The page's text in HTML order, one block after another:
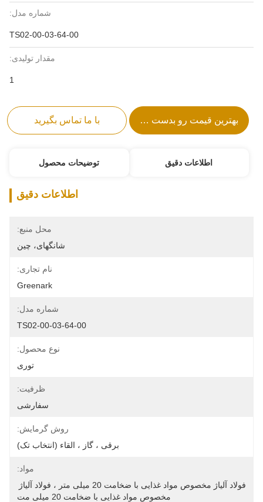
شماره مدل:
TS02-00-03-64-00
مقدار تولیدی:
1
بهترین قیمت رو بدست بیار با ما تماس بگیرید
اطلاعات دقیق توضیحات محصول
اطلاعات دقیق
محل منبع:
شانگهای، چین
نام تجاری:
Greenark
شماره مدل:
TS02-00-03-64-00
نوع محصول:
توری
ظرفیت:
سفارشی
روش گرمایش:
برقی ، گاز ، القاء (انتخاب تک)
مواد:
مخصوص مواد غذایی با ضخامت 20 میلی مت